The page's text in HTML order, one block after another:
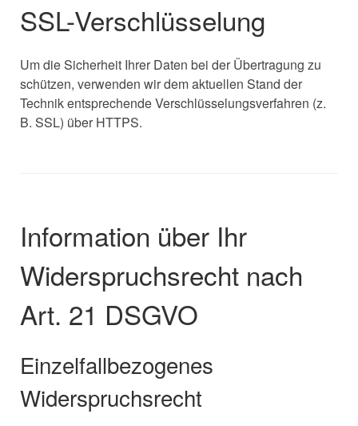
SSL-Verschlüsselung
Um die Sicherheit Ihrer Daten bei der Übertragung zu
schützen, verwenden wir dem aktuellen Stand der
Technik entsprechende Verschlüsselungsverfahren (z.
B. SSL) über HTTPS.
Information über Ihr
Widerspruchsrecht nach
Art. 21 DSGVO
Einzelfallbezogenes
Widerspruchsrecht